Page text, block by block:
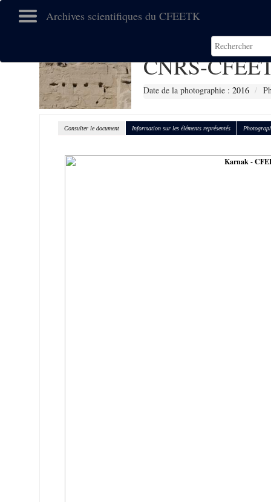
Archives scientifiques du CFEETK
CNRS-
Date de la photographie : 2016
Consulter le document Information sur les éléments représentés